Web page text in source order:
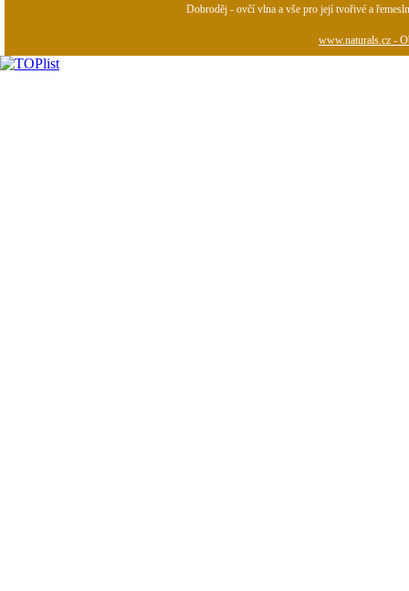
Dobroděj - ovčí vlna a vše pro její tvořivé a
www.naturals.cz -